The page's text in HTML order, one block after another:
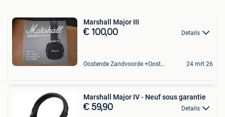
Marshall Major III
€ 100,00 Details
Oostende Zandvoorde +Oostende 24 mrt 26
Marshall Major IV - Neuf sous garantie
€ 59,90 Details